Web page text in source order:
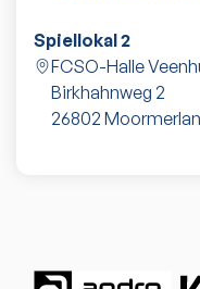
Spiellokal 2
FCSO-Halle
Birkhahnweg 2
26802